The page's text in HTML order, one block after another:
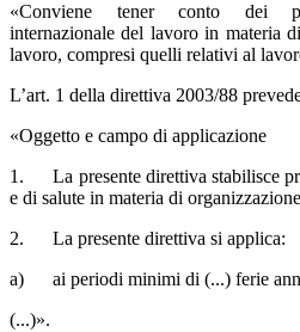
«Conviene tener conto dei
internazionale del lavoro in materia
lavoro, compresi quelli relativi al
L’art. 1 della direttiva 2003/88
«Oggetto e campo di applicazione
1. La presente direttiva stabilisce
e di salute in materia di
2. La presente direttiva si applica:
a) ai periodi minimi di (...) ferie
(...)».